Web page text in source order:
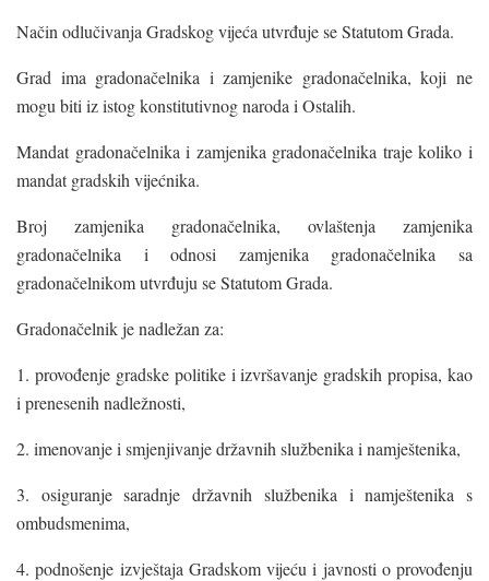
Način odlučivanja Gradskog vijeća utvrđuje se Statutom Grada.
Grad ima gradonačelnika i zamjenike gradonačelnika, koji ne
mogu biti iz istog konstitutivnog naroda i Ostalih.
Mandat gradonačelnika i zamjenika gradonačelnika traje koliko i
mandat gradskih vijećnika.
Broj zamjenika gradonačelnika, ovlaštenja zamjenika
gradonačelnika i odnosi zamjenika gradonačelnika sa
gradonačelnikom utvrđuju se Statutom Grada.
Gradonačelnik je nadležan za:
1. provođenje gradske politike i izvršavanje gradskih propisa, kao
i prenesenih nadležnosti,
2. imenovanje i smjenjivanje državnih službenika i namještenika,
3. osiguranje saradnje državnih službenika i namještenika s
ombudsmenima,
4. podnošenje izvještaja Gradskom vijeću i javnosti o provođenju